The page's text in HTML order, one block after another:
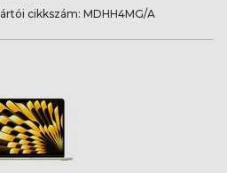
cikkszám: MDHH4MG/A